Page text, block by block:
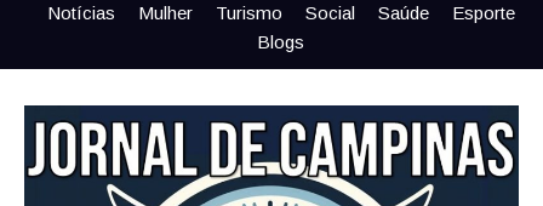
Notícias Mulher Turismo Social Saúde
Esporte
Blogs